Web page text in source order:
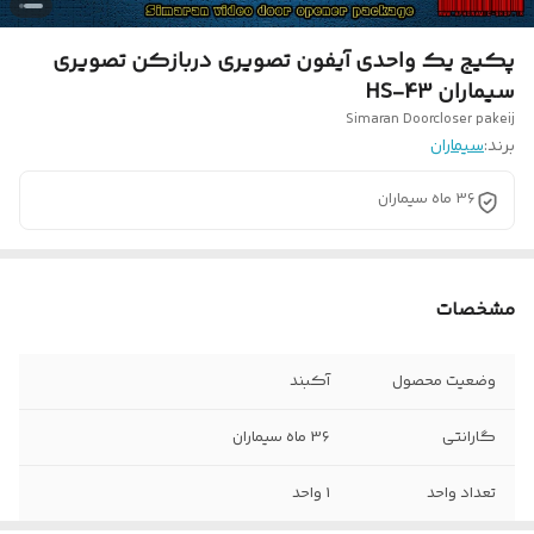
پکیج یک واحدی آیفون تصویری دربازکن تصویری
سیماران HS-43
Simaran Doorcloser pakeij
برند:سیماران
36 ماه سیماران
مشخصات
وضعیت محصول آکبند
گارانتی 36 ماه سیماران
تعداد واحد 1 واحد